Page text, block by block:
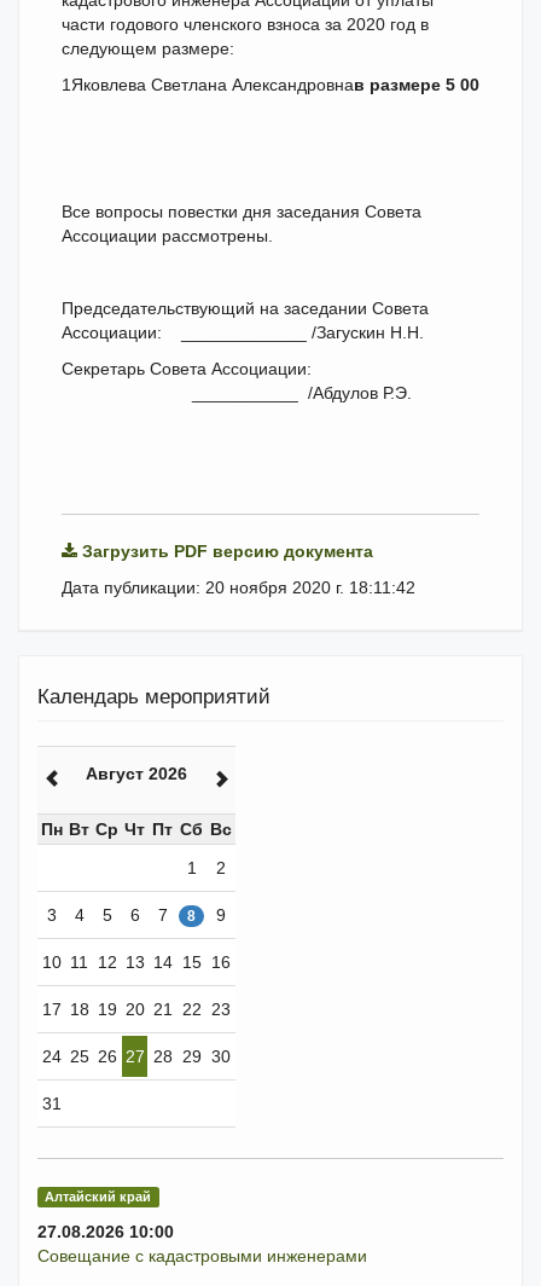
части годового членского взноса за 2020 год в
следующем размере:
1 Яковлева Светлана Александровнав размере 5 000
Все вопросы повестки дня заседания Совета
Ассоциации рассмотрены.
Председательствующий на заседании Совета
Ассоциации: _____________ /Загускин Н.Н.
Секретарь Совета Ассоциации:
___________ /Абдулов Р.Э.
Загрузить PDF версию документа
Дата публикации: 20 ноября 2020 г. 18:11:42
Календарь мероприятий
Август 2026
Пн Вт Ср Чт Пт Сб Вс
1
2
3 4 5 6 7 8 9
10 11 12 13 14 15 16
17 18 19 20 21 22 23
24 25 26 27 28 29 30
31
Алтайский край
27.08.2026 10:00
Совещание с кадастровыми инженерами